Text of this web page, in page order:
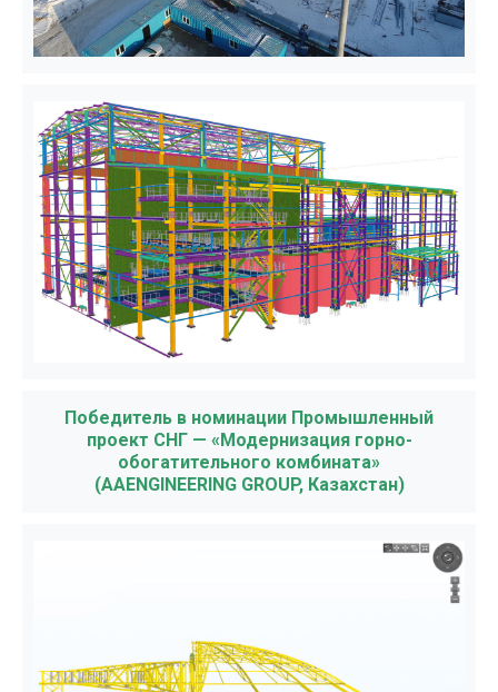
Победитель в номинации Промышленный
проект СНГ — «Модернизация горно-
обогатительного комбината»
(AAENGINEERING GROUP, Казахстан)